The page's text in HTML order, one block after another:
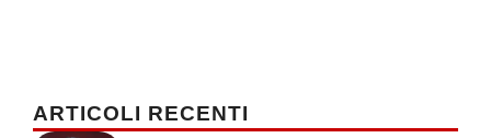
ARTICOLI RECENTI